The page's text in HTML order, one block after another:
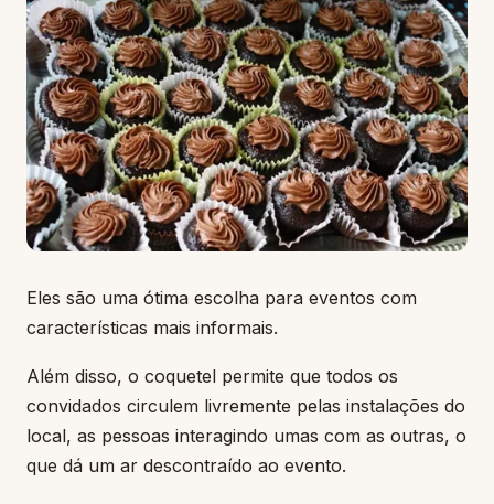
Eles são uma ótima escolha para eventos com
características mais informais.
Além disso, o coquetel permite que todos os
convidados circulem livremente pelas instalações do
local, as pessoas interagindo umas com as outras, o
que dá um ar descontraído ao evento.